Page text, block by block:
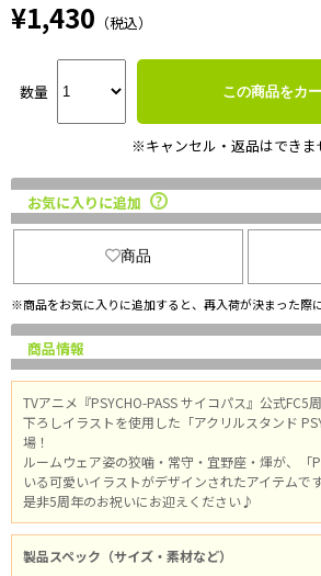
¥1,430 （税込）
数量 この商品をカ
※キャンセル・返品はできま
お気に入りに追加
商品
※商品をお気に入りに追加すると、再入荷が決まった際
商品情報
TVアニメ『PSYCHO-PASS サイコパス』公式FC5
下ろしイラストを使用した「アクリルスタンド
場！
ルームウェア姿の狡噛・常守・宜野座・煇が、「
いる可愛いイラストがデザインされたアイテムです
是非5周年のお祝いにお迎えください♪
製品スペック（サイズ・素材など）